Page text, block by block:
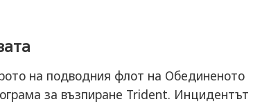
на подводния флот на Обединеното
за възпиране Trident. Инцидентът